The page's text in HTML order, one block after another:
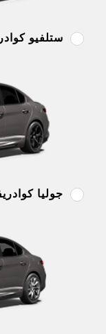
ستلفيو
جوليا